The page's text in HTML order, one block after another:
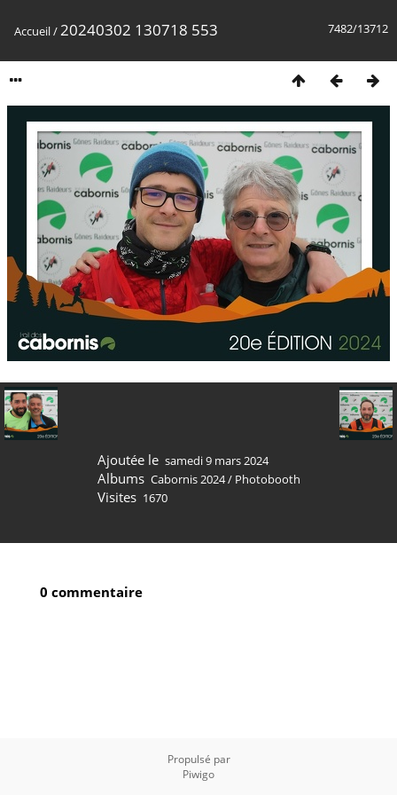
7482/13712
Accueil/20240302 130718 553
Ajoutée le samedi 9 mars 2024
Albums Cabornis 2024/ Photobooth
Visites 1670
0 commentaire
Propulsé par
Piwigo